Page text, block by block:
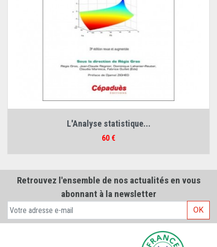
L'Analyse statistique...
Prix
60 €
Retrouvez l'ensemble de nos actualités en vous
abonnant à la newsletter
OK